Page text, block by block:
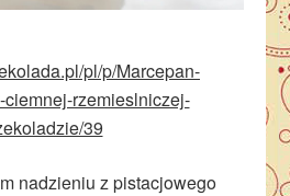
pl/p/Marcepan-
rzemieslniczej-
39
nadzieniu z pistacjowego